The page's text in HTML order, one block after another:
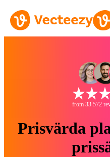
from 33 572
Prisvärda